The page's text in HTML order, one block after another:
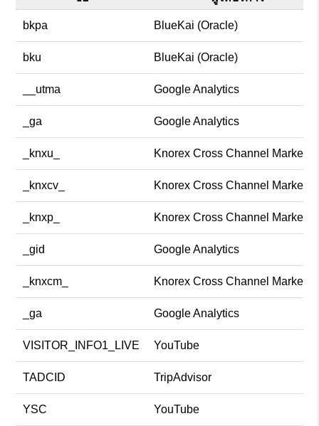
bkpa BlueKai (Oracle)
bku BlueKai (Oracle)
__utma Google Analytics
_ga Google Analytics
_knxu_ Knorex Cross Channel
_knxcv_ Knorex Cross Channel
_knxp_ Knorex Cross Channel
_gid Google Analytics
_knxcm_ Knorex Cross Channel
_ga Google Analytics
VISITOR_INFO1_LIVE YouTube
TADCID TripAdvisor
YSC YouTube